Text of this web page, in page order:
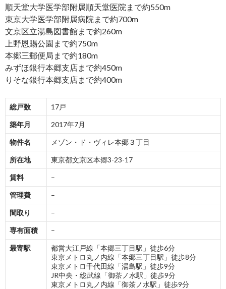
順天堂大学医学部附属順天堂医院まで約550m
東京大学医学部附属病院まで約700m
文京区立湯島図書館まで約260m
上野恩賜公園まで約750m
本郷三郵便局まで約180m
みずほ銀行本郷支店まで約450m
りそな銀行本郷支店まで約400m
総戸数 17戸
築年月 2017年7月
物件名 メゾン・ド・ヴィレ本郷３丁目
所在地 東京都文京区本郷3-23-17
賃料 –
管理費 –
間取り –
専有面積 –
最寄駅
都営大江戸線「本郷三丁目駅」徒歩6分
東京メトロ丸ノ内線「本郷三丁目駅」徒歩8分
東京メトロ千代田線「湯島駅」徒歩9分
JR中央・総武線「御茶ノ水駅」徒歩9分
東京メトロ丸ノ内線「御茶ノ水駅」徒歩9分